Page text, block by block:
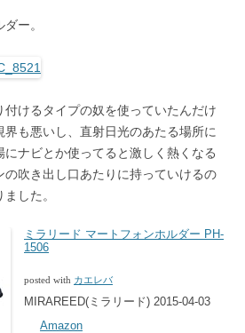
ー。
けるタイプの奴を使っていたんだけ
界も悪いし、直射日光のあたる場所に
にナビとか使ってると激しく熱くなる
吹き出し口あたりに持っていけるの
した。
ミラリード マートフォンホルダー PH-
1506
posted with カエレバ
MIRAREED(ミラリード) 2015-04-03
Amazon